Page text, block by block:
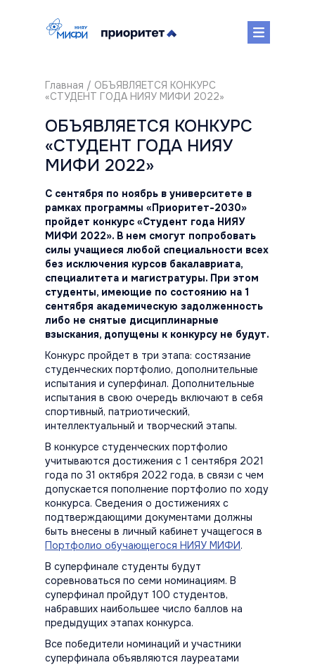
Главная / ОБЪЯВЛЯЕТСЯ КОНКУРС
«СТУДЕНТ ГОДА НИЯУ МИФИ 2022»
ОБЪЯВЛЯЕТСЯ КОНКУРС
«СТУДЕНТ ГОДА НИЯУ
МИФИ 2022»
С сентября по ноябрь в университете в
рамках программы «Приоритет-2030»
пройдет конкурс «Студент года НИЯУ
МИФИ 2022». В нем смогут попробовать
силы учащиеся любой специальности всех
без исключения курсов бакалавриата,
специалитета и магистратуры. При этом
студенты, имеющие по состоянию на 1
сентября академическую задолженность
либо не снятые дисциплинарные
взыскания, допущены к конкурсу не будут.
Конкурс пройдет в три этапа: состязание
студенческих портфолио, дополнительные
испытания и суперфинал. Дополнительные
испытания в свою очередь включают в себя
спортивный, патриотический,
интеллектуальный и творческий этапы.
В конкурсе студенческих портфолио
учитываются достижения с 1 сентября 2021
года по 31 октября 2022 года, в связи с чем
допускается пополнение портфолио по ходу
конкурса. Сведения о достижениях с
подтверждающими документами должны
быть внесены в личный кабинет учащегося в
Портфолио обучающегося НИЯУ МИФИ.
В суперфинале студенты будут
соревноваться по семи номинациям. В
суперфинал пройдут 100 студентов,
набравших наибольшее число баллов на
предыдущих этапах конкурса.
Все победители номинаций и участники
суперфинала объявляются лауреатами